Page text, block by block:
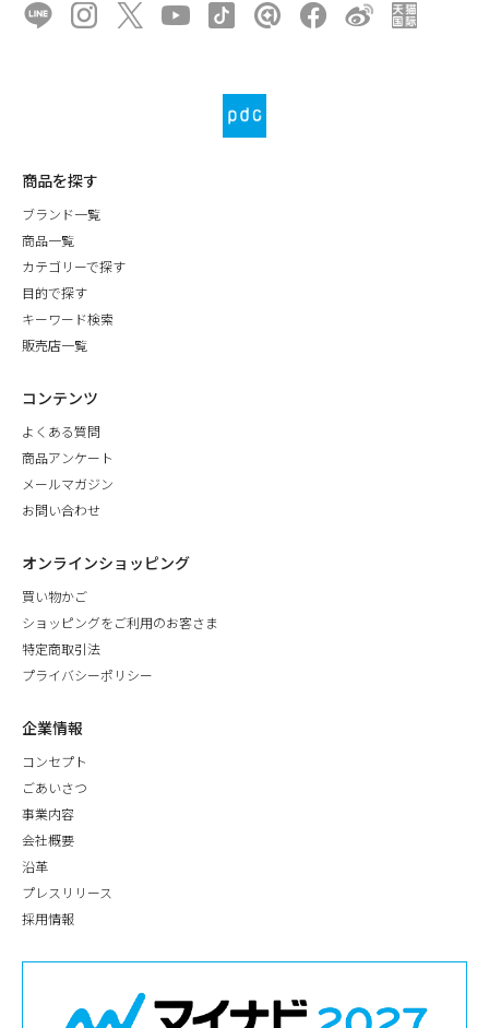
商品を探す
ブランド一覧
商品一覧
カテゴリーで探す
目的で探す
キーワード検索
販売店一覧
コンテンツ
よくある質問
商品アンケート
メールマガジン
お問い合わせ
オンラインショッピング
買い物かご
ショッピングをご利用のお客さま
特定商取引法
プライバシーポリシー
企業情報
コンセプト
ごあいさつ
事業内容
会社概要
沿革
プレスリリース
採用情報